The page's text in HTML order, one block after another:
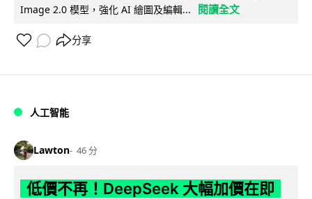
Image 2.0 模型，強化 AI 繪圖及編輯...
閱讀全文
分享
人工智能
Lawton 46 分
低價不再！DeepSeek 大幅加價在即